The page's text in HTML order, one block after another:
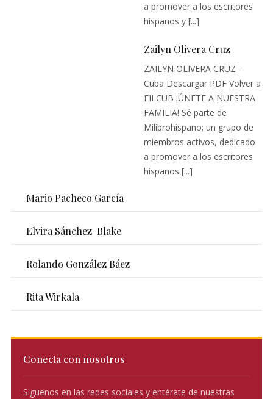
Conecta con nosotros
Síguenos en las redes sociales y entérate de nuestras
a promover a los escritores
hispanos y [...]
Zailyn Olivera Cruz
ZAILYN OLIVERA CRUZ -
Cuba Descargar PDF Volver a
FILCUB ¡ÚNETE A NUESTRA
FAMILIA! Sé parte de
Milibrohispano; un grupo de
miembros activos, dedicado
a promover a los escritores
hispanos [...]
Mario Pacheco García
Elvira Sánchez-Blake
Rolando González Báez
Rita Wirkala